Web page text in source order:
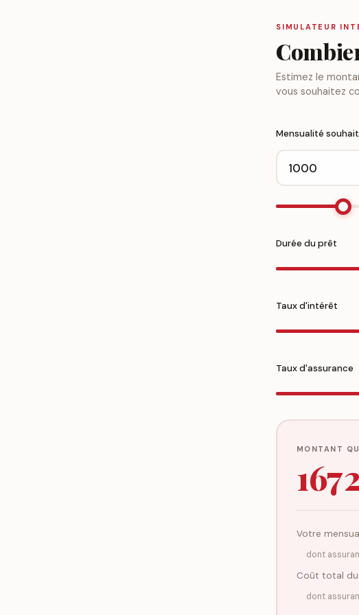
SIMULATEUR
Estimez le
vous souhaitez
Mensualité
Durée du prêt
Taux d'intérêt
Taux d'assurance
MONTANT
167
Votre
dont
Coût total
dont